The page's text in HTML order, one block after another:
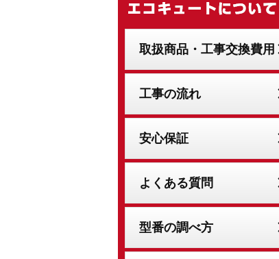
取扱商品・工事交換費用
工事の流れ
安心保証
よくある質問
型番の調べ方